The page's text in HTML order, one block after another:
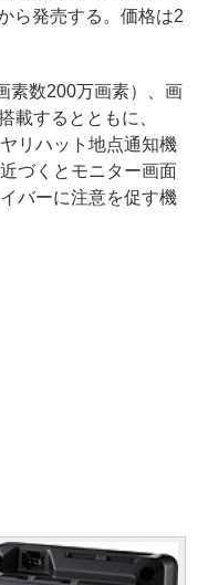
ら発売する。価格は2
数200万画素）、画
載するとともに、
リハット地点通知機
づくとモニター画面
バーに注意を促す機